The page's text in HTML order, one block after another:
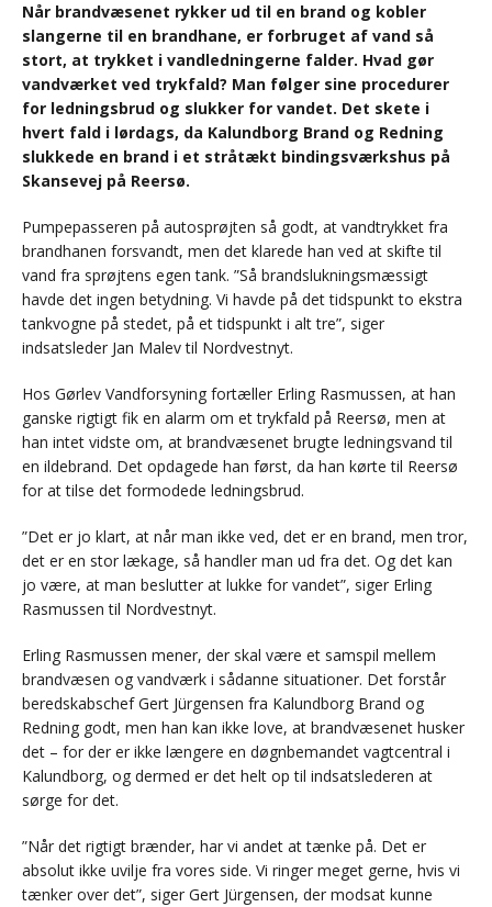
Når brandvæsenet rykker ud til en brand og kobler
slangerne til en brandhane, er forbruget af vand så
stort, at trykket i vandledningerne falder. Hvad gør
vandværket ved trykfald? Man følger sine procedurer
for ledningsbrud og slukker for vandet. Det skete i
hvert fald i lørdags, da Kalundborg Brand og Redning
slukkede en brand i et stråtækt bindingsværkshus på
Skansevej på Reersø.
Pumpepasseren på autosprøjten så godt, at vandtrykket fra
brandhanen forsvandt, men det klarede han ved at skifte til
vand fra sprøjtens egen tank. ”Så brandslukningsmæssigt
havde det ingen betydning. Vi havde på det tidspunkt to ekstra
tankvogne på stedet, på et tidspunkt i alt tre”, siger
indsatsleder Jan Malev til Nordvestnyt.
Hos Gørlev Vandforsyning fortæller Erling Rasmussen, at han
ganske rigtigt fik en alarm om et trykfald på Reersø, men at
han intet vidste om, at brandvæsenet brugte ledningsvand til
en ildebrand. Det opdagede han først, da han kørte til Reersø
for at tilse det formodede ledningsbrud.
”Det er jo klart, at når man ikke ved, det er en brand, men tror,
det er en stor lækage, så handler man ud fra det. Og det kan
jo være, at man beslutter at lukke for vandet”, siger Erling
Rasmussen til Nordvestnyt.
Erling Rasmussen mener, der skal være et samspil mellem
brandvæsen og vandværk i sådanne situationer. Det forstår
beredskabschef Gert Jürgensen fra Kalundborg Brand og
Redning godt, men han kan ikke love, at brandvæsenet husker
det – for der er ikke længere en døgnbemandet vagtcentral i
Kalundborg, og dermed er det helt op til indsatslederen at
sørge for det.
”Når det rigtigt brænder, har vi andet at tænke på. Det er
absolut ikke uvilje fra vores side. Vi ringer meget gerne, hvis vi
tænker over det”, siger Gert Jürgensen, der modsat kunne